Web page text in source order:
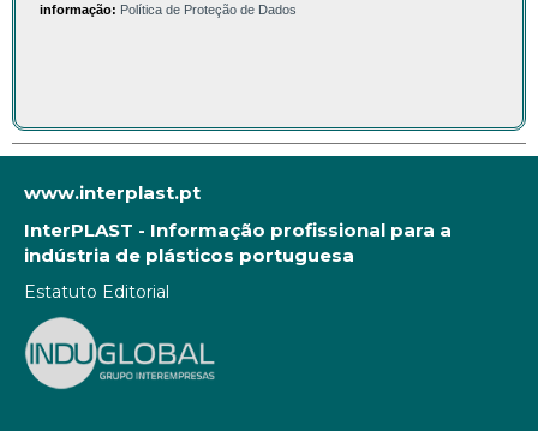
informação: Política de Proteção de Dados
www.interplast.pt
InterPLAST - Informação profissional para a
indústria de plásticos portuguesa
Estatuto Editorial